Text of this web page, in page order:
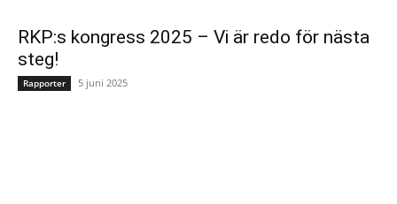
RKP:s kongress 2025 – Vi är redo för nästa
steg!
Rapporter 5 juni 2025